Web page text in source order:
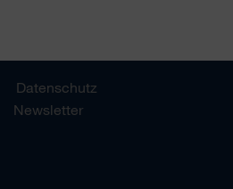
Datenschutz
Newsletter